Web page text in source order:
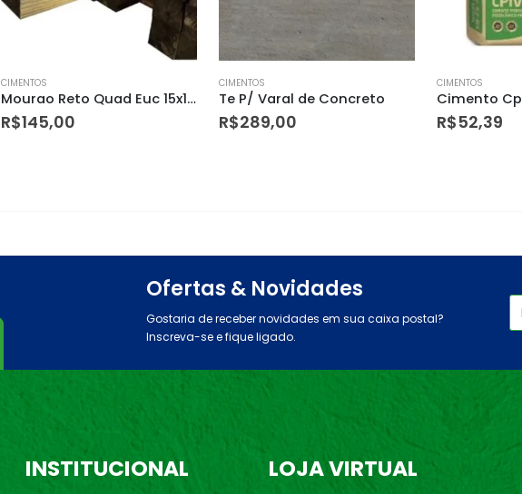
CIMENTOS
Te P/ Varal de Concreto
R$289,00
CIMENTOS
R$52,39
CIMENTOS
Lona Preta
R$3,00
Ofertas & Novidades
Gostaria de receber novidades em sua caixa postal?
Inscreva-se e fique ligado.
INSTITUCIONAL LOJA VIRTUAL